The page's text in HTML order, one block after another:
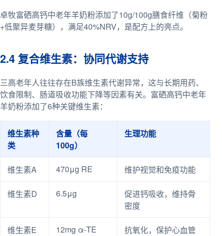
卓牧富硒高钙中老年羊奶粉添加了10g/100g膳食纤维（菊粉
+低聚异麦芽糖），满足40%NRV，是配方上的亮点。
2.4 复合维生素：协同代谢支持
三高老年人往往存在B族维生素代谢异常，这与长期用药、
饮食限制、肠道吸收功能下降等因素有关。富硒高钙中老年
羊奶粉添加了6种关键维生素：
维生素种
类
含量（每
100g）
生理功能
维生素A 470μg RE 维护视觉和免疫功能
维生素D 6.5μg
促进钙吸收，维持骨
密度
维生素E 12mg α-TE 抗氧化，保护心血管